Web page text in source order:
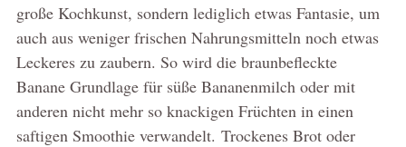
große Kochkunst, sondern lediglich etwas Fantasie, um
auch aus weniger frischen Nahrungsmitteln noch etwas
Leckeres zu zaubern. So wird die braunbefleckte
Banane Grundlage für süße Bananenmilch oder mit
anderen nicht mehr so knackigen Früchten in einen
saftigen Smoothie verwandelt. Trockenes Brot oder